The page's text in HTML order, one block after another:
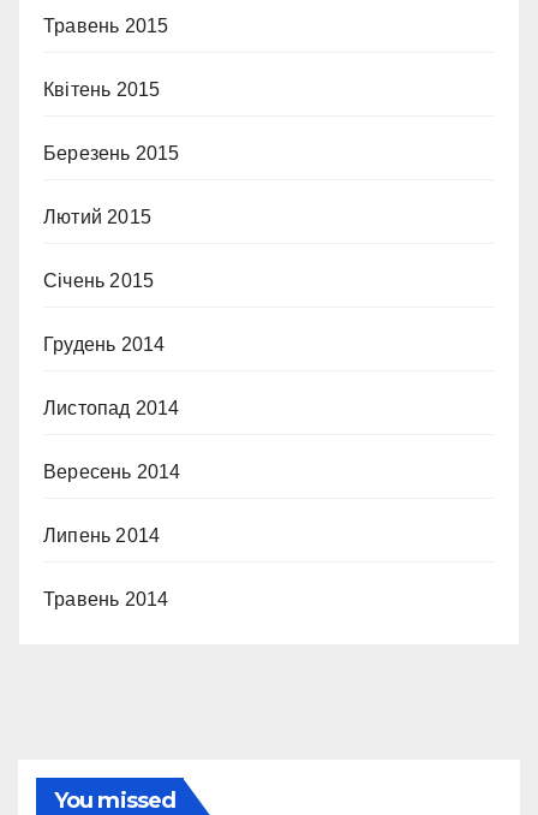
Травень 2015
Квітень 2015
Березень 2015
Лютий 2015
Січень 2015
Грудень 2014
Листопад 2014
Вересень 2014
Липень 2014
Травень 2014
You missed